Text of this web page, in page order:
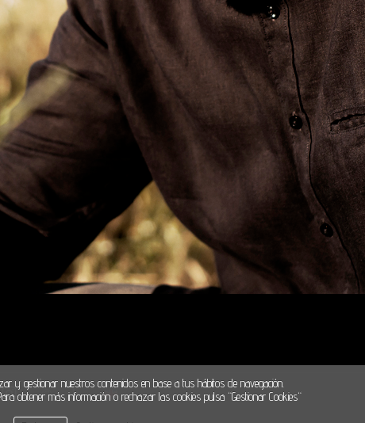
y gestionar nuestros contenidos en base a tus hábitos de navegación.
obtener más información o rechazar las cookies pulsa “Gestionar Cookies“